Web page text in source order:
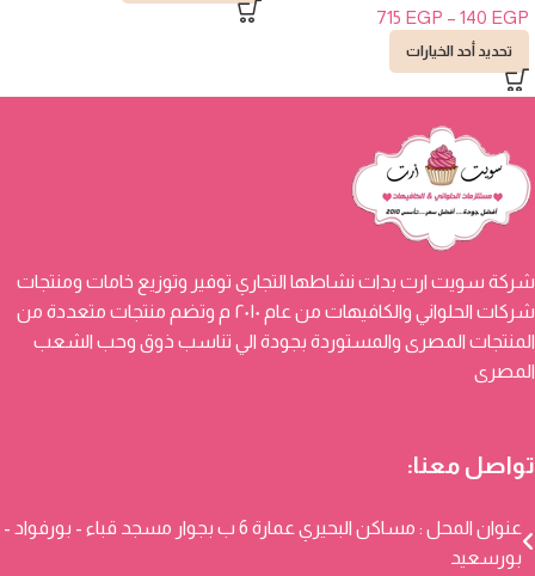
140 EGP
–
715 EGP
تحديد أحد الخيارات
شركة سويت ارت بدات نشاطها التجاري توفير وتوزيع خامات ومنتجات
شركات الحلواني والكافيهات من عام ٢٠١٠ م وتضم منتجات متعددة من
المنتجات المصرى والمستوردة بجودة الي تناسب ذوق وحب الشعب
المصرى
تواصل معنا:
عنوان المحل : مساكن البحيري عمارة 6 ب بجوار مسجد قباء - بورفواد -
بورسعيد